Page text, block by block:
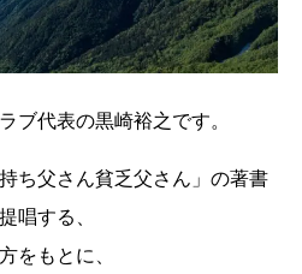
ブ代表の黒崎裕之です。
ち父さん貧乏父さん」の著書
唱する、
をもとに、